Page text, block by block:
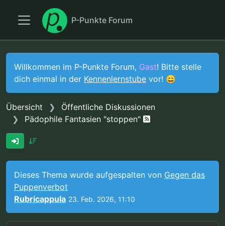
P-Punkte Forum
Willkommen im P-Punkte Forum, Gast! Bitte stelle
dich einmal in der Kennenlernstube vor! 😄
Übersicht
Öffentliche Diskussionen
Pädophile Fantasien "stoppen"
Dieses Thema wurde aufgespalten von Gegen das
Puppenverbot
Rubricappula 23. Feb. 2026, 11:10